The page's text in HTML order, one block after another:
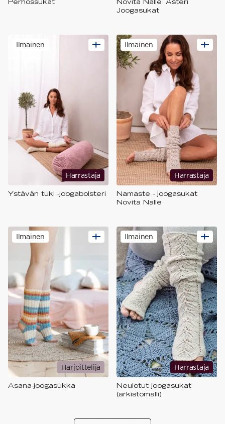
Perhossukat
Novita Nalle: Asteri
Joogasukat
Harrastaja
Ilmainen
Ystävän tuki -joogabolsteri
Harrastaja
Ilmainen
Namaste - joogasukat
Novita Nalle
Harjoittelija
Ilmainen
Asana-joogasukka
Harrastaja
Ilmainen
Neulotut joogasukat
(arkistomalli)